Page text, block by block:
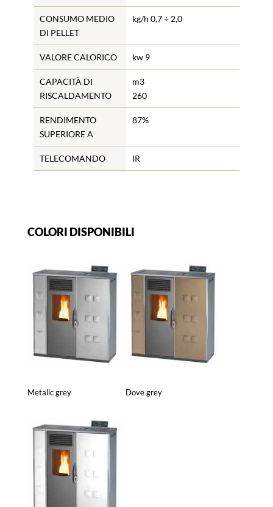
CONSUMO MEDIO
DI PELLET
kg/h 0,7 ÷ 2,0
VALORE CALORICO kw 9
CAPACITÀ DI
RISCALDAMENTO
m3
260
RENDIMENTO
SUPERIORE A
87%
TELECOMANDO IR
COLORI DISPONIBILI
Metalic grey Dove grey